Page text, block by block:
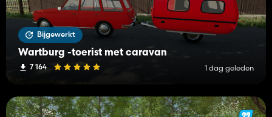
Bijgewerkt
Wartburg -toerist met caravan
7 164 1 dag geleden